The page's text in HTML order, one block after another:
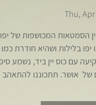
Thu,
הסמטאות המכושפות של
בלילות ושהיא חודרת כמו
עם כוס יין ביד, נשמע